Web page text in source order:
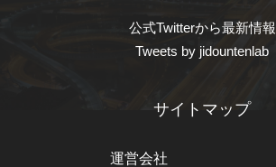
公式Twitterから最新情報
Tweets by jidountenlab
サイトマップ
運営会社